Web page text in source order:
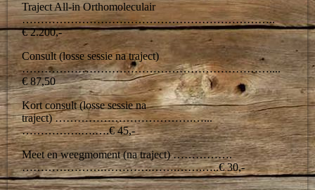
Traject All-in Orthomoleculair
…………………………………………………………..
€ 2.200,-
Consult (losse sessie na traject)
…………………………………………………………....
€ 87,50
Kort consult (losse sessie na
traject) ……………………………….…...
…………….….….€ 45,-
Meet en weegmoment (na traject) …………….
………………….………….…….…….…..€ 30,-